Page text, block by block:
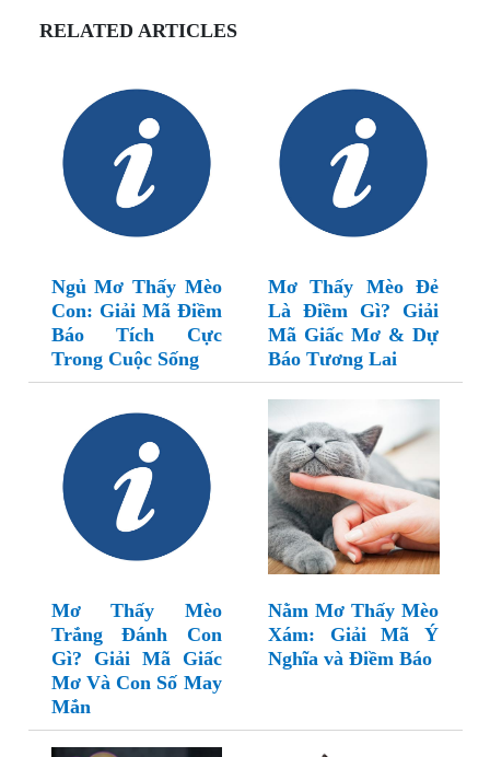
RELATED ARTICLES
Ngủ Mơ Thấy Mèo
Con: Giải Mã Điềm
Báo Tích Cực
Trong Cuộc Sống
Mơ Thấy Mèo Đẻ
Là Điềm Gì? Giải
Mã Giấc Mơ & Dự
Báo Tương Lai
Mơ Thấy Mèo
Trắng Đánh Con
Gì? Giải Mã Giấc
Mơ Và Con Số May
Mắn
Nằm Mơ Thấy Mèo
Xám: Giải Mã Ý
Nghĩa và Điềm Báo